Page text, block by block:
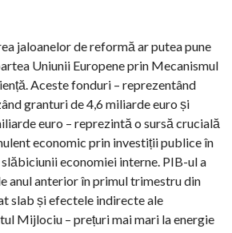
jaloanelor de reformă ar putea pune
Uniunii Europene prin Mecanismul
Aceste fonduri – reprezentând
granturi de 4,6 miliarde euro și
euro – reprezintă o sursă crucială
economic prin investiții publice în
economiei interne. PIB-ul a
anul anterior în primul trimestru din
slab și efectele indirecte ale
Mijlociu – prețuri mai mari la energie